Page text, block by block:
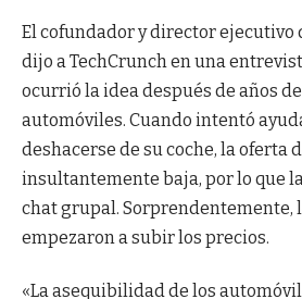
El cofundador y director ejecutivo
dijo a TechCrunch en una
ocurrió la idea después de años
automóviles. Cuando intentó
deshacerse de su coche, la oferta
insultantemente baja, por lo que
chat grupal. Sorprendentemente,
empezaron a subir los precios.
«La asequibilidad de los